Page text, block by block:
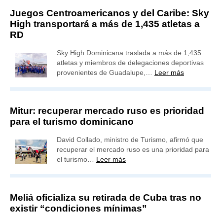
Juegos Centroamericanos y del Caribe: Sky
High transportará a más de 1,435 atletas a
RD
Sky High Dominicana traslada a más de 1,435
atletas y miembros de delegaciones deportivas
provenientes de Guadalupe,… Leer más
Mitur: recuperar mercado ruso es prioridad
para el turismo dominicano
David Collado, ministro de Turismo, afirmó que
recuperar el mercado ruso es una prioridad para
el turismo… Leer más
Meliá oficializa su retirada de Cuba tras no
existir “condiciones mínimas”